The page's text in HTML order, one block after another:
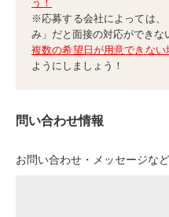
う！
※応募する会社によっては、
み」だと面接の対応ができな
複数の希望日が用意できな
ようにしましょう！
問い合わせ情報
お問い合わせ・メッセージなど